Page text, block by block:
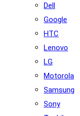
Dell
Google
HTC
Lenovo
LG
Motorola
Samsung
Sony